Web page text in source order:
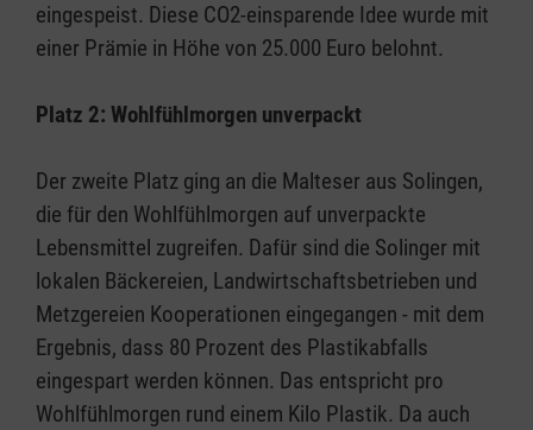
eingespeist. Diese CO2-einsparende Idee wurde mit
einer Prämie in Höhe von 25.000 Euro belohnt.
Platz 2: Wohlfühlmorgen unverpackt
Der zweite Platz ging an die Malteser aus Solingen,
die für den Wohlfühlmorgen auf unverpackte
Lebensmittel zugreifen. Dafür sind die Solinger mit
lokalen Bäckereien, Landwirtschaftsbetrieben und
Metzgereien Kooperationen eingegangen - mit dem
Ergebnis, dass 80 Prozent des Plastikabfalls
eingespart werden können. Das entspricht pro
Wohlfühlmorgen rund einem Kilo Plastik. Da auch